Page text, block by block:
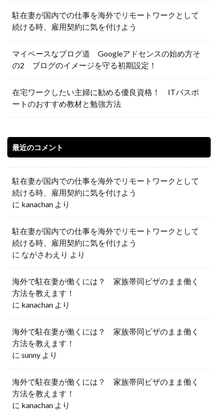
駐在妻が国内での仕事を海外でリモートワークとして
続ける時、雇用契約に気を付けよう
マイペースなブログ道 Googleアドセンスの始め方そ
の2 ブログのイメージを守る初期設定！
在宅ワークしたい主婦に勧める優良資格！ ITパスポ
ートのおすすめ教材と勉強方法
最近のコメント
駐在妻が国内での仕事を海外でリモートワークとして
続ける時、雇用契約に気を付けよう
に kanachan より
駐在妻が国内での仕事を海外でリモートワークとして
続ける時、雇用契約に気を付けよう
に ながさわえり より
海外で駐在妻が働くには？ 家族帯同ビザのまま働く
方法を教えます！
に kanachan より
海外で駐在妻が働くには？ 家族帯同ビザのまま働く
方法を教えます！
に sunny より
海外で駐在妻が働くには？ 家族帯同ビザのまま働く
方法を教えます！
に kanachan より